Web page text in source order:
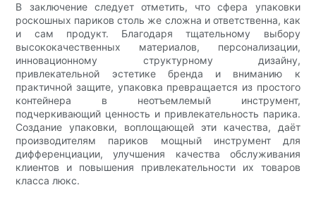
В заключение следует отметить, что сфера упаковки
роскошных париков столь же сложна и ответственна, как
и сам продукт. Благодаря тщательному выбору
высококачественных материалов, персонализации,
инновационному структурному дизайну,
привлекательной эстетике бренда и вниманию к
практичной защите, упаковка превращается из простого
контейнера в неотъемлемый инструмент,
подчеркивающий ценность и привлекательность парика.
Создание упаковки, воплощающей эти качества, даёт
производителям париков мощный инструмент для
дифференциации, улучшения качества обслуживания
клиентов и повышения привлекательности их товаров
класса люкс.